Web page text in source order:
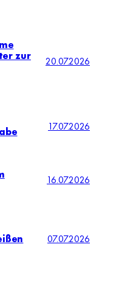
zur
20.07.2026
17.07.2026
16.07.2026
07.07.2026